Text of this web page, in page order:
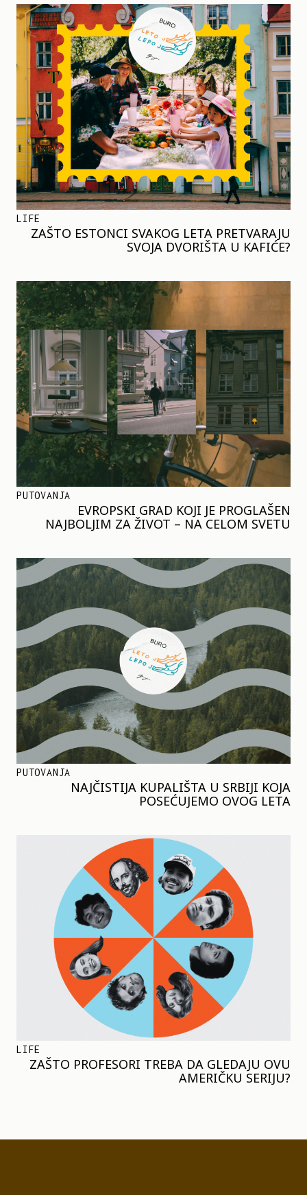
LIFE
ZAŠTO ESTONCI SVAKOG LETA PRETVARAJU
SVOJA DVORIŠTA U KAFIĆE?
PUTOVANJA
EVROPSKI GRAD KOJI JE PROGLAŠEN
NAJBOLJIM ZA ŽIVOT – NA CELOM SVETU
PUTOVANJA
NAJČISTIJA KUPALIŠTA U SRBIJI KOJA
POSEĆUJEMO OVOG LETA
LIFE
ZAŠTO PROFESORI TREBA DA GLEDAJU OVU
AMERIČKU SERIJU?